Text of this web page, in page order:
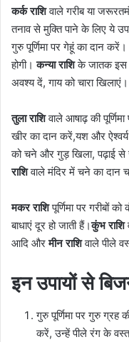
कर्क राशिवाले गरीब या
तनाव से मुक्ति पाने के लिए ये
गुरु पूर्णिमा पर गेहूं का दान
होगी। कन्या राशिके जातक इस
अवश्य दें, गाय को चारा खिलाएं।
तुला राशिवाले आषाढ़ की
खीर का दान करें,यश और ऐश्वर्य
को चने और गुड़ खिला, पढ़ाई से
राशिवाले मंदिर में चने का दान
मकर राशिपूर्णिमा पर गरीबों
बाधाएं दूर हो जाती हैं।कुंभ राशि
आदि औरमीन राशिवाले पीले
इन उपायों से
गुरु पूर्णिमा पर गुरु ग्रह
करें, उन्हें पीले रंग के